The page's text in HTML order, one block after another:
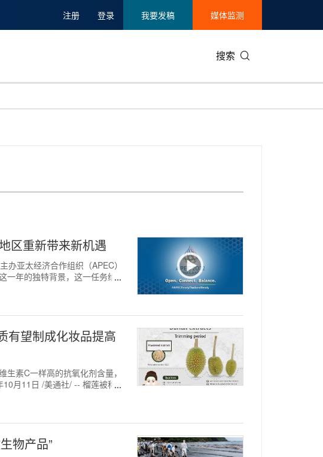
注册 登录 我要发稿 媒体监测
搜索
美国临床肿瘤学会(ASCO)
会
通信业
区重新带来新机遇
亚太经济合作组织（APEC）
一年的独特背景，这一任务给泰
有望制成化妆品提高
素C一样高的抗氧化剂含量，
月11日 /美通社/ -- 榴莲被称为
物产品”